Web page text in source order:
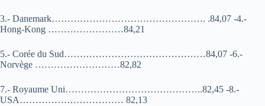
3.- Danemark…………………………………………. .84,07 -4.-
Hong-Kong ……………………84,21
5.- Corée du Sud………………………………………84,07 -6.-
Norvège ………………………82,82
7.- Royaume Uni……………………………………..82,45 -8.-
USA…………………………… 82,13